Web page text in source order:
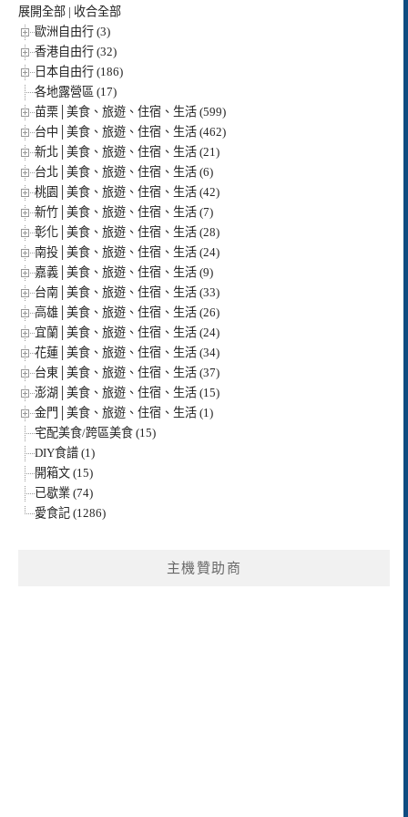
展開全部 | 收合全部
歐洲自由行 (3)
香港自由行 (32)
日本自由行 (186)
各地露營區 (17)
苗栗│美食、旅遊、住宿、生活 (599)
台中│美食、旅遊、住宿、生活 (462)
新北│美食、旅遊、住宿、生活 (21)
台北│美食、旅遊、住宿、生活 (6)
桃園│美食、旅遊、住宿、生活 (42)
新竹│美食、旅遊、住宿、生活 (7)
彰化│美食、旅遊、住宿、生活 (28)
南投│美食、旅遊、住宿、生活 (24)
嘉義│美食、旅遊、住宿、生活 (9)
台南│美食、旅遊、住宿、生活 (33)
高雄│美食、旅遊、住宿、生活 (26)
宜蘭│美食、旅遊、住宿、生活 (24)
花蓮│美食、旅遊、住宿、生活 (34)
台東│美食、旅遊、住宿、生活 (37)
澎湖│美食、旅遊、住宿、生活 (15)
金門│美食、旅遊、住宿、生活 (1)
宅配美食/跨區美食 (15)
DIY食譜 (1)
開箱文 (15)
已歇業 (74)
愛食記 (1286)
主機贊助商